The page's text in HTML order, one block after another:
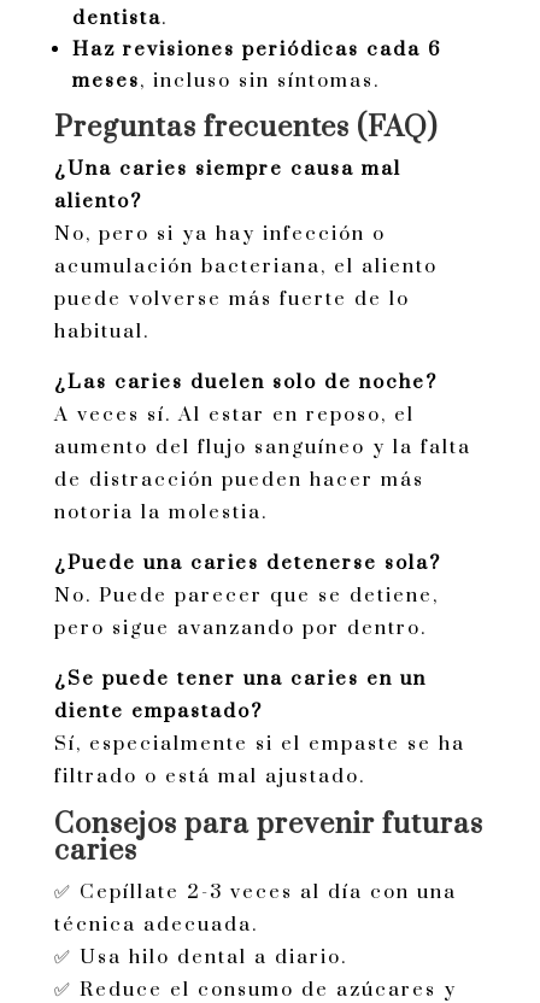
dentista.
Haz revisiones periódicas cada 6
meses, incluso sin síntomas.
Preguntas frecuentes (FAQ)
¿Una caries siempre causa mal
aliento?
No, pero si ya hay infección o
acumulación bacteriana, el aliento
puede volverse más fuerte de lo
habitual.
¿Las caries duelen solo de noche?
A veces sí. Al estar en reposo, el
aumento del flujo sanguíneo y la falta
de distracción pueden hacer más
notoria la molestia.
¿Puede una caries detenerse sola?
No. Puede parecer que se detiene,
pero sigue avanzando por dentro.
¿Se puede tener una caries en un
diente empastado?
Sí, especialmente si el empaste se ha
filtrado o está mal ajustado.
Consejos para prevenir futuras
caries
✅ Cepíllate 2-3 veces al día con una
técnica adecuada.
✅ Usa hilo dental a diario.
✅ Reduce el consumo de azúcares y